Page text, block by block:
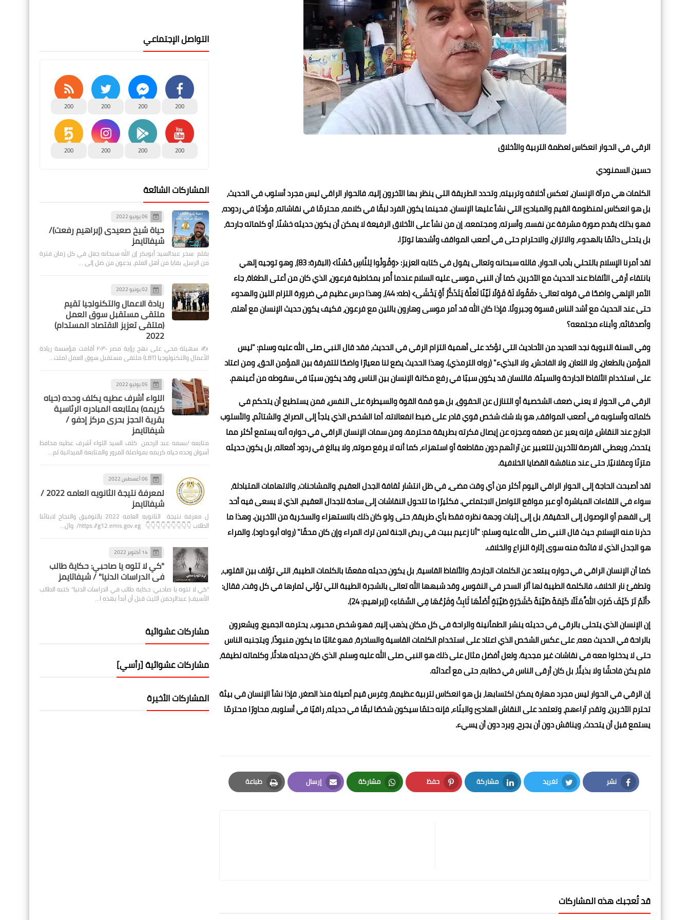
الرقي في الحوار انعكاس لعظمة التربية والأخلاق
حسين السمنودي
الكلمات هي مرآة الإنسان، تعكس أخلاقه وتربيته، وتحدد الطريقة التي ينظر بها الآخرون إليه. فالحوار الراقي ليس مجرد أسلوب في الحديث،
بل هو انعكاس لمنظومة القيم والمبادئ التي نشأ عليها الإنسان. فحينما يكون الفرد لبقًا في كلامه، محترمًا في نقاشاته، مؤدبًا في ردوده،
فهو بذلك يقدم صورة مشرفة عن نفسه، وأسرته، ومجتمعه. إن من نشأ على الأخلاق الرفيعة لا يمكن أن يكون حديثه خشنًا، أو كلماته جارحة،
بل يتحلى دائمًا بالهدوء، والاتزان، والاحترام حتى في أصعب المواقف وأشدها توترًا.
لقد أمرنا الإسلام بالتحلي بأدب الحوار، فالله سبحانه وتعالى يقول في كتابه العزيز: ﴿وَقُولُوا لِلنَّاسِ حُسْنًا﴾ (البقرة: 83)، وهو توجيه إلهي
بانتقاء أرقى الألفاظ عند الحديث مع الآخرين. كما أن النبي موسى عليه السلام عندما أُمر بمخاطبة فرعون، الذي كان من أعتى الطغاة، جاء
الأمر الإلهي واضحًا في قوله تعالى: ﴿فَقُولَا لَهُ قَوْلًا لَيِّنًا لَعَلَّهُ يَتَذَكَّرُ أَوْ يَخْشَى﴾ (طه: 44)، وهذا درس عظيم في ضرورة التزام اللين والهدوء
حتى عند الحديث مع أشد الناس قسوة وجبروتًا. فإذا كان الله قد أمر موسى وهارون باللين مع فرعون، فكيف يكون حديث الإنسان مع أهله،
وأصدقائه، وأبناء مجتمعه؟
وفي السنة النبوية نجد العديد من الأحاديث التي تؤكد على أهمية التزام الرقي في الحديث، فقد قال النبي صلى الله عليه وسلم: "ليس
المؤمن بالطعان، ولا اللعان، ولا الفاحش، ولا البذيء" (رواه الترمذي). وهذا الحديث يضع لنا معيارًا واضحًا للتفرقة بين المؤمن الحق، ومن اعتاد
على استخدام الألفاظ الجارحة والسيئة. فاللسان قد يكون سببًا في رفع مكانة الإنسان بين الناس، وقد يكون سببًا في سقوطه من أعينهم.
الرقي في الحوار لا يعني ضعف الشخصية أو التنازل عن الحقوق، بل هو قمة القوة والسيطرة على النفس، فمن يستطيع أن يتحكم في
كلماته وأسلوبه في أصعب المواقف، هو بلا شك شخص قوي قادر على ضبط انفعالاته. أما الشخص الذي يلجأ إلى الصراخ، والشتائم، والأسلوب
الجارح عند النقاش، فإنه يعبر عن ضعفه وعجزه عن إيصال فكرته بطريقة محترمة. ومن سمات الإنسان الراقي في حواره أنه يستمع أكثر مما
يتحدث، ويعطي الفرصة للآخرين للتعبير عن آرائهم دون مقاطعة أو استهزاء، كما أنه لا يرفع صوته، ولا يبالغ في ردود أفعاله، بل يكون حديثه
متزنًا وعقلانيًا، حتى عند مناقشة القضايا الخلافية.
لقد أصبحت الحاجة إلى الحوار الراقي اليوم أكثر من أي وقت مضى، في ظل انتشار ثقافة الجدل العقيم، والمشاحنات، والاتهامات المتبادلة،
سواء في اللقاءات المباشرة أو عبر مواقع التواصل الاجتماعي. فكثيرًا ما تتحول النقاشات إلى ساحة للجدال العقيم، الذي لا يسعى فيه أحد
إلى الفهم أو الوصول إلى الحقيقة، بل إلى إثبات وجهة نظره فقط بأي طريقة، حتى ولو كان ذلك بالاستهزاء والسخرية من الآخرين. وهذا ما
حذرنا منه الإسلام، حيث قال النبي صلى الله عليه وسلم: "أنا زعيم ببيت في ربض الجنة لمن ترك المراء وإن كان محقًا" (رواه أبو داود). والمراء
هو الجدل الذي لا فائدة منه سوى إثارة النزاع والخلاف.
كما أن الإنسان الراقي في حواره يبتعد عن الكلمات الجارحة، والألفاظ القاسية، بل يكون حديثه مفعمًا بالكلمات الطيبة، التي تؤلف بين القلوب،
وتطفئ نار الخلاف. فالكلمة الطيبة لها أثر السحر في النفوس، وقد شبهها الله تعالى بالشجرة الطيبة التي تؤتي ثمارها في كل وقت، فقال:
﴿أَلَمْ تَرَ كَيْفَ ضَرَبَ اللَّهُ مَثَلًا كَلِمَةً طَيِّبَةً كَشَجَرَةٍ طَيِّبَةٍ أَصْلُهَا ثَابِتٌ وَفَرْعُهَا فِي السَّمَاءِ﴾ (إبراهيم: 24).
إن الإنسان الذي يتحلى بالرقي في حديثه ينشر الطمأنينة والراحة في كل مكان يذهب إليه، فهو شخص محبوب، يحترمه الجميع، ويشعرون
بالراحة في الحديث معه، على عكس الشخص الذي اعتاد على استخدام الكلمات القاسية والساخرة، فهو غالبًا ما يكون منبوذًا، ويتجنبه الناس
حتى لا يدخلوا معه في نقاشات غير مجدية. ولعل أفضل مثال على ذلك هو النبي صلى الله عليه وسلم، الذي كان حديثه هادئًا، وكلماته لطيفة،
فلم يكن فاحشًا ولا بذيئًا، بل كان أرقى الناس في خطابه، حتى مع أعدائه.
إن الرقي في الحوار ليس مجرد مهارة يمكن اكتسابها، بل هو انعكاس لتربية عظيمة، وغرس قيم أصيلة منذ الصغر، فإذا نشأ الإنسان في بيئة
تحترم الآخرين، وتقدر آراءهم، وتعتمد على النقاش الهادئ والبنّاء، فإنه حتمًا سيكون شخصًا لبقًا في حديثه، راقيًا في أسلوبه، محاورًا محترمًا
يستمع قبل أن يتحدث، ويناقش دون أن يجرح، ويرد دون أن يسيء.
نشر
Facebook
تغريد
Twitter
مشاركة
LinkedIn
حفظ
Pinterest
مشاركة
Whatsapp
إرسال
Email
طباعة
Print
قد تُعجبك هذه المشاركات
التواصل الإجتماعي
200
200
200
200
200
200
200
200
المشاركات الشائعة
06 يونيو 2022
حياة شيخ صعيدى (إبراهيم رفعت)/
شيفاتايمز
بقلم :سحر عبدالسيد أبوبكر إن الله سبحانه جعل في كل زمان فترة
من الرسل، بقايا من أهل العلم، يدعون من ضل إلى …
02 يونيو 2022
ريادة الاعمال والتكنولجيا تقيم
ملتقى مستقبل سوق العمل
(ملتقى تعزيز الاقتصاد المستدام)
2022
✍️ سهيلة محي على نهج رؤية مصر ٢٠٣٠ أقامت مؤسسة ريادة
الأعمال والتكنولوجيا (LBT) ملتقى مستقبل سوق العمل (ملت…
05 يوليو 2022
اللواء أشرف عطيه يكلف وحده (حياه
كريمه) بمتابعه المبادره الرئاسية
بقرية الحجز بحرى مركز إدفو /
شيفاتايمز
متابعه /بسمه عبد الرحمن كلف السيد اللواء أشرف عطيه محافظ
أسوان وحده حياه كريمه بمواصلة المرور والمتابعة الميدانية لم…
06 أغسطس 2022
لمعرفة نتيجة الثانويه العامه 2022 /
شيفاتايمز
ل معرفة نتيجة الثانويه العامه 2022 بالتوفيق والنجاح لابنائنا
الطلاب 👇👇👇👇👇👇👇👇👇 https://g12.emis.gov.eg/ وال…
14 أكتوبر 2022
"كي لا تتوه يا صاحبي: حكاية طالب
في الدراسات الدنيا" / شيفاتايمز
"كي لا تتوه يا صاحبي: حكاية طالب في الدراسات الدنيا" كتبه الطالب
الأسيف| عبدالرحمن الليث قبل أن أبدأ بهذه ا…
مشاركات عشوائية
مشاركات عشوائية [رأسي]
المشاركات الأخيرة